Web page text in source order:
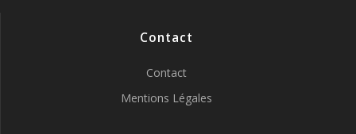
Contact
Contact
Mentions Légales